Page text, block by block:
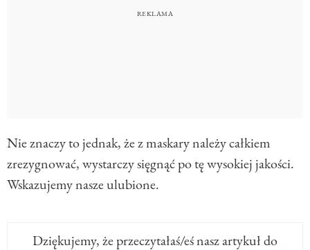
Nie znaczy to jednak, że z maskary należy całkiem
zrezygnować, wystarczy sięgnąć po tę wysokiej jakości.
Wskazujemy nasze ulubione.
Dziękujemy, że przeczytałaś/eś nasz artykuł do